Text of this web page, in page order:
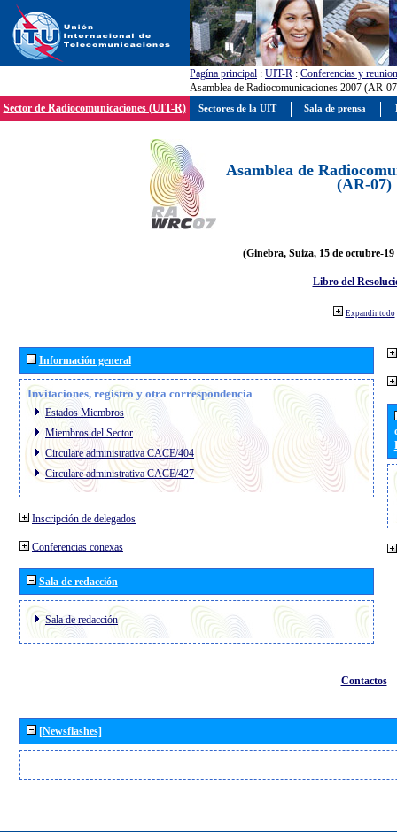
Pagína principal : UIT-R : Conferencias y
Asamblea de Radiocomunicaciones 2007 (AR-
Sector de Radiocomunicaciones (UIT-R)
Asamblea de
(AR-07)
(Ginebra, Suiza, 15 de octubre-19
Libro del
Expandir todo
Información general
Invitaciones, registro y otra correspondencia
Estados Miembros
Miembros del Sector
Circulare administrativa CACE/404
Circulare administrativa CACE/427
Inscripción de delegados
Conferencias conexas
Sala de redacción
Sala de redacción
Contactos
[Newsflashes]
Sectores de la UIT Sala de prensa